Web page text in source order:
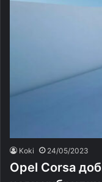
Koki 24/05/2023
Opel Corsa